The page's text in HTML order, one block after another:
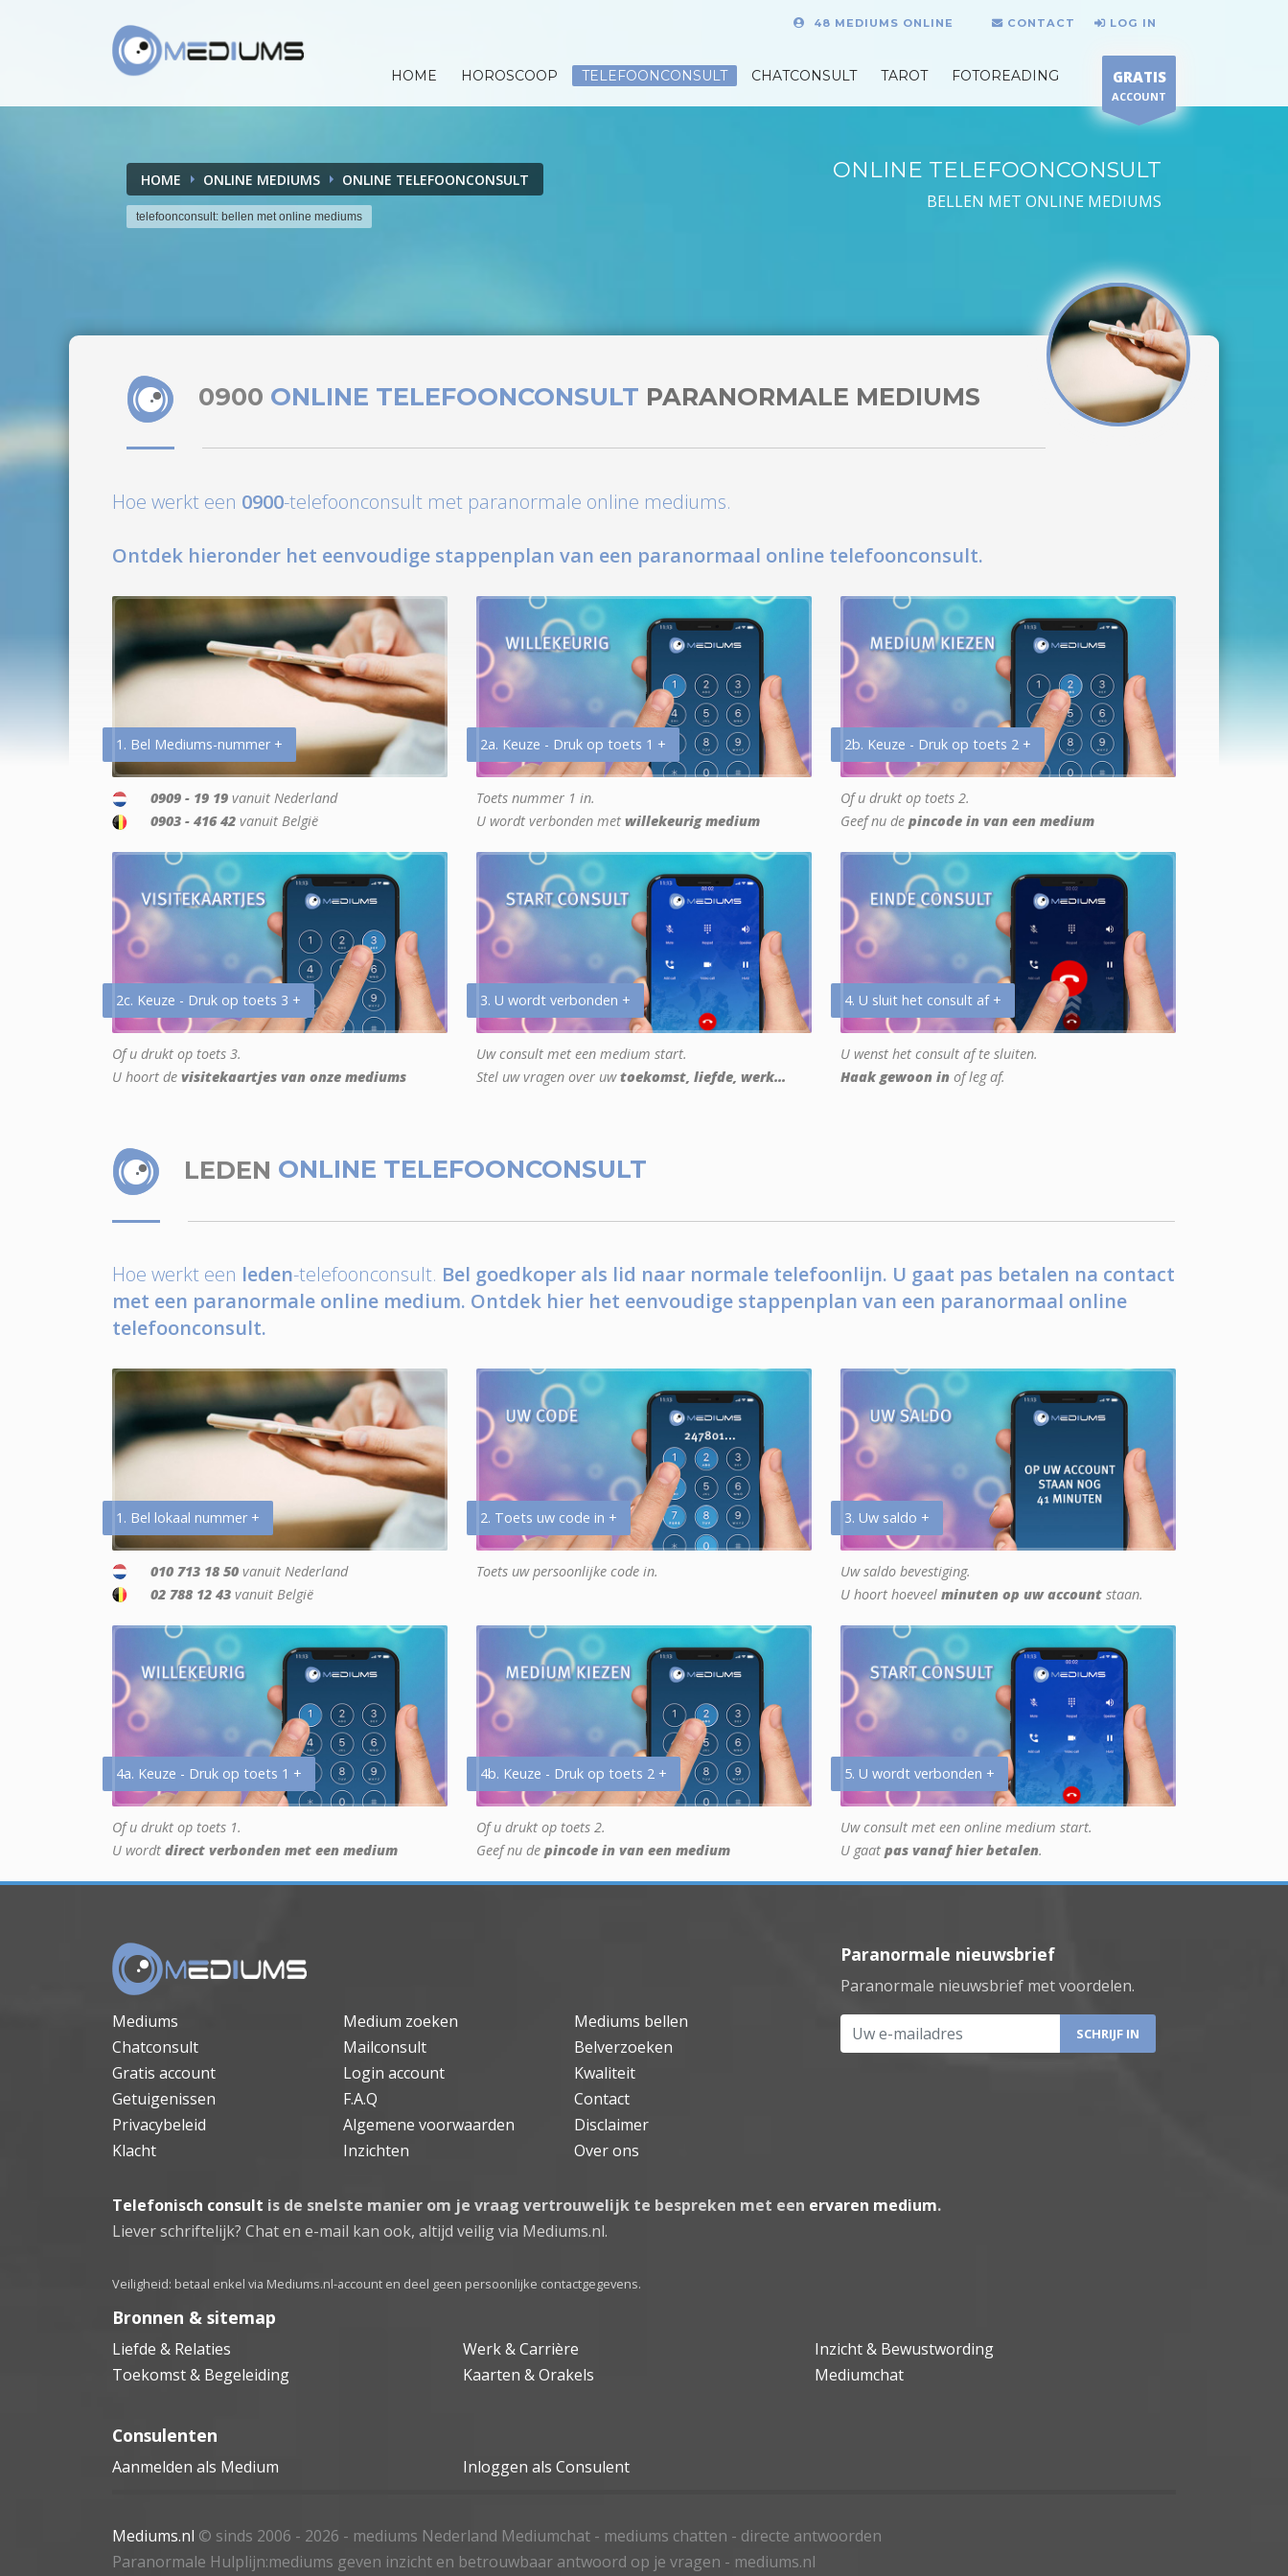
48 MEDIUMS ONLINE CONTACT LOG IN
HOME HOROSCOOP TELEFOONCONSULT CHATCONSULT TAROT FOTOREADING GRATIS
ACCOUNT
HOME ONLINE MEDIUMS ONLINE TELEFOONCONSULT
telefoonconsult: bellen met online mediums
ONLINE TELEFOONCONSULT
BELLEN MET ONLINE MEDIUMS
0900 ONLINE TELEFOONCONSULT PARANORMALE MEDIUMS
Hoe werkt een 0900-telefoonconsult met paranormale online mediums.
Ontdek hieronder het eenvoudige stappenplan van een paranormaal online telefoonconsult.
1. Bel Mediums-nummer +
0909 - 19 19 vanuit Nederland
0903 - 416 42 vanuit België
2a. Keuze - Druk op toets 1 +
Toets nummer 1 in.
U wordt verbonden met willekeurig medium
2b. Keuze - Druk op toets 2 +
Of u drukt op toets 2.
Geef nu de pincode in van een medium
2c. Keuze - Druk op toets 3 +
Of u drukt op toets 3.
U hoort de visitekaartjes van onze mediums
3. U wordt verbonden +
Uw consult met een medium start.
Stel uw vragen over uwtoekomst, liefde, werk...
4. U sluit het consult af +
U wenst het consult af te sluiten.
Haak gewoon in of leg af.
LEDEN ONLINE TELEFOONCONSULT
Hoe werkt een leden-telefoonconsult. Bel goedkoper als lid naar normale telefoonlijn. U gaat pas betalen na contact
met een paranormale online medium. Ontdek hier het eenvoudige stappenplan van een paranormaal online
telefoonconsult.
1. Bel lokaal nummer +
010 713 18 50 vanuit Nederland
02 788 12 43 vanuit België
2. Toets uw code in +
Toets uw persoonlijke code in.
3. Uw saldo +
Uw saldo bevestiging.
U hoort hoeveel minuten op uw account staan.
4a. Keuze - Druk op toets 1 +
Of u drukt op toets 1.
U wordt direct verbonden met een medium
4b. Keuze - Druk op toets 2 +
Of u drukt op toets 2.
Geef nu de pincode in van een medium
5. U wordt verbonden +
Uw consult met een online medium start.
U gaat pas vanaf hier betalen.
Mediums Medium zoeken
Mediums bellen
Chatconsult
Mailconsult
Belverzoeken
Gratis account
Login account
Kwaliteit
Getuigenissen
F.A.Q
Contact
Privacybeleid
Algemene voorwaarden
Disclaimer
Klacht
Inzichten Over ons
Paranormale nieuwsbrief
Paranormale nieuwsbrief met voordelen.
Uw e-mailadres
Telefonisch consult is de snelste manier om je vraag vertrouwelijk te bespreken met een ervaren medium.
Liever schriftelijk? Chat en e-mail kan ook, altijd veilig via Mediums.nl.
Veiligheid: betaal enkel via Mediums.nl-account en deel geen persoonlijke contactgegevens.
Bronnen & sitemap
Liefde & Relaties Werk & Carrière
Inzicht & Bewustwording
Toekomst & Begeleiding
Kaarten & Orakels Mediumchat
Consulenten
Aanmelden als Medium Inloggen als Consulent
Mediums.nl © sinds 2006 - 2026 - mediums Nederland Mediumchat - mediums chatten - directe antwoorden
Paranormale Hulplijn:mediums geven inzicht en betrouwbaar antwoord op je vragen - mediums.nl